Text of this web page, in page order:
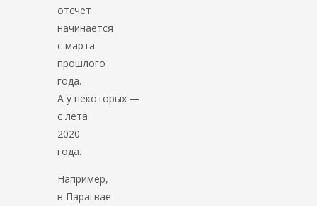
отсчет
начинается
с марта
прошлого
года.
А у некоторых —
с лета
2020
года.
Например,
в Парагвае